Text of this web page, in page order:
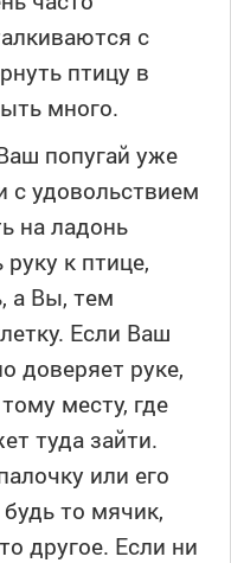
с
птицу в
много.
попугай уже
с удовольствием
на ладонь
к птице,
а Вы, тем
Если Ваш
доверяет руке,
месту, где
туда зайти.
или его
то мячик,
другое. Если ни